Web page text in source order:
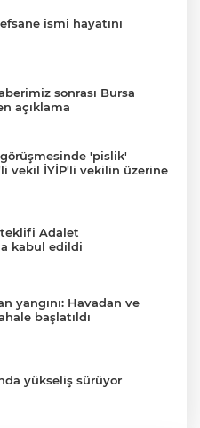
ismi hayatını
sonrası Bursa
açıklama
'pislik'
vekil İYİP'li vekilin üzerine
teklifi Adalet
kabul edildi
yangını: Havadan ve
başlatıldı
yükseliş sürüyor